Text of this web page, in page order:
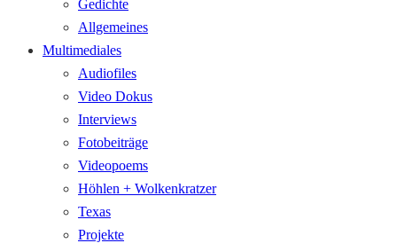
Gedichte
Allgemeines
Multimediales
Audiofiles
Video Dokus
Interviews
Fotobeiträge
Videopoems
Höhlen + Wolkenkratzer
Texas
Projekte